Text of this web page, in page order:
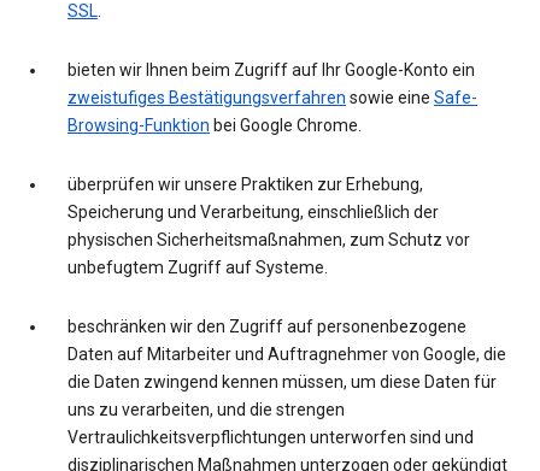
SSL.
bieten wir Ihnen beim Zugriff auf Ihr Google-Konto ein
zweistufiges Bestätigungsverfahren sowie eine Safe-
Browsing-Funktion bei Google Chrome.
überprüfen wir unsere Praktiken zur Erhebung,
Speicherung und Verarbeitung, einschließlich der
physischen Sicherheitsmaßnahmen, zum Schutz vor
unbefugtem Zugriff auf Systeme.
beschränken wir den Zugriff auf personenbezogene
Daten auf Mitarbeiter und Auftragnehmer von Google, die
die Daten zwingend kennen müssen, um diese Daten für
uns zu verarbeiten, und die strengen
Vertraulichkeitsverpflichtungen unterworfen sind und
disziplinarischen Maßnahmen unterzogen oder gekündigt